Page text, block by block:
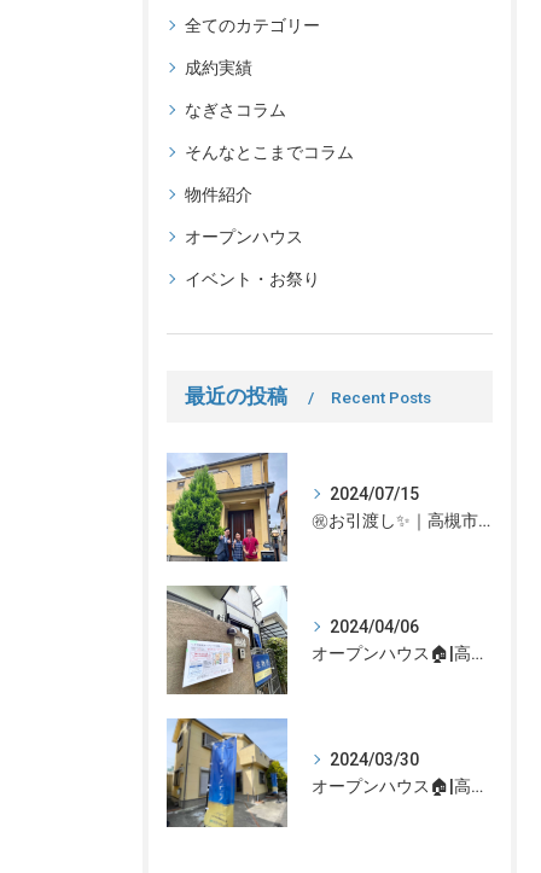
全てのカテゴリー
成約実績
なぎさコラム
そんなとこまでコラム
物件紹介
オープンハウス
イベント・お祭り
最近の投稿 Recent Posts
2024/07/15
㊗お引渡し✨｜高槻市での不動産売却、不動産売買の事、何でもなぎさ不動産までご相談ください！
2024/04/06
オープンハウス🏠|高槻市の不動産売却、不動産空き家のご相談はなぎさ不動産まで！
2024/03/30
オープンハウス🏠|高槻市の不動産売却、不動産空き家のご相談はなぎさ不動産まで！